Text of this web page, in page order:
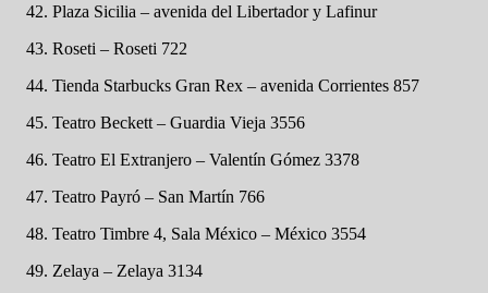
Plaza Sicilia – avenida del Libertador y Lafinur
Roseti – Roseti 722
Tienda Starbucks Gran Rex – avenida Corrientes 857
Teatro Beckett – Guardia Vieja 3556
Teatro El Extranjero – Valentín Gómez 3378
Teatro Payró – San Martín 766
Teatro Timbre 4, Sala México – México 3554
Zelaya – Zelaya 3134